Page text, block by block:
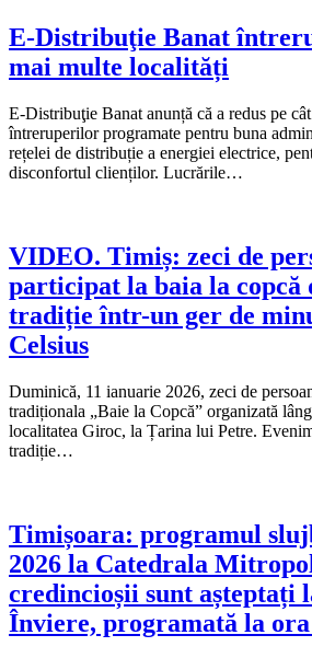
E-Distribuţie Banat
mai multe localități
E-Distribuţie Banat anunță că a redus pe
întreruperilor programate pentru buna
rețelei de distribuție a energiei electrice,
disconfortul clienților. Lucrările…
VIDEO. Timiș: zeci de
participat la baia la copcă
tradiție într-un ger de
Celsius
Duminică, 11 ianuarie 2026, zeci de
tradiționala „Baie la Copcă” organizată
localitatea Giroc, la Țarina lui Petre.
tradiție…
Timișoara: programul
2026 la Catedrala
credincioșii sunt așteptați
Înviere, programată la ora